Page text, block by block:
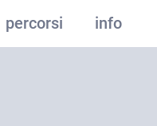
percorsi info